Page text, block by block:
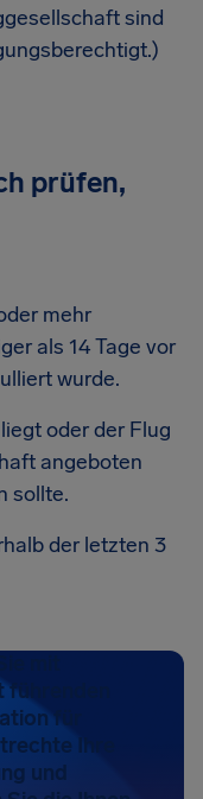
sind
prüfen,
mehr
als 14 Tage vor
wurde.
oder der Flug
angeboten
sollte.
der letzten 3
mit
für
Ihre
und